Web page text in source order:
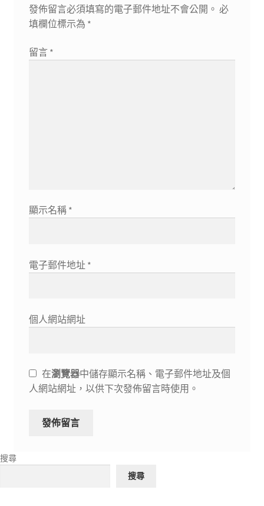
發佈留言必須填寫的電子郵件地址不會公開。 必
填欄位標示為 *
留言 *
顯示名稱 *
電子郵件地址 *
個人網站網址
在瀏覽器中儲存顯示名稱、電子郵件地址及個
人網站網址，以供下次發佈留言時使用。
搜尋
搜尋